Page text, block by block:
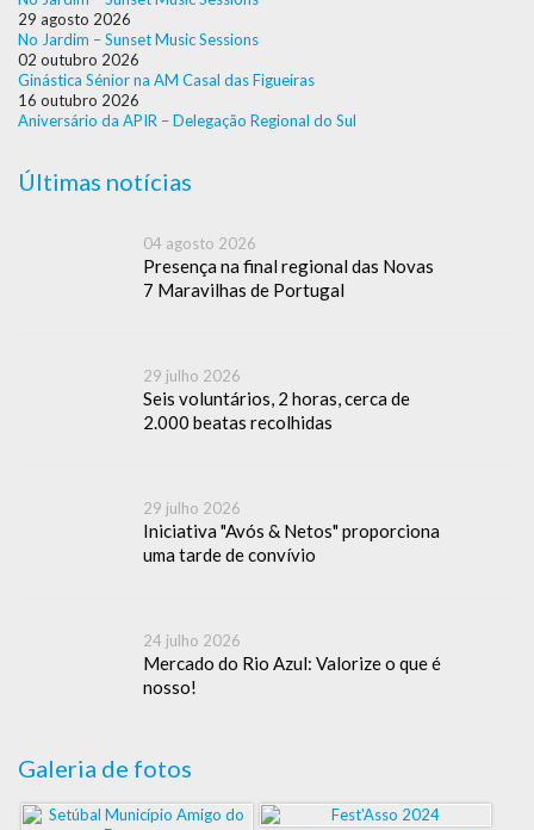
29 agosto 2026
No Jardim – Sunset Music Sessions
02 outubro 2026
Ginástica Sénior na AM Casal das Figueiras
16 outubro 2026
Aniversário da APIR – Delegação Regional do Sul
Últimas notícias
04 agosto 2026
Presença na final regional das Novas
7 Maravilhas de Portugal
29 julho 2026
Seis voluntários, 2 horas, cerca de
2.000 beatas recolhidas
29 julho 2026
Iniciativa "Avós & Netos" proporciona
uma tarde de convívio
24 julho 2026
Mercado do Rio Azul: Valorize o que é
nosso!
Galeria de fotos